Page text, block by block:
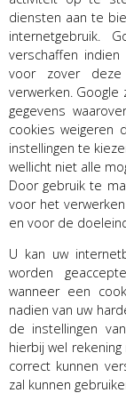
diensten aan te
internetgebruik.
verschaffen
voor zover
verwerken. Google
gegevens
cookies weigeren
instellingen te
wellicht niet alle
Door gebruik te
voor het
en voor de
U kan uw
worden
wanneer een
nadien van uw
de instellingen
hierbij wel
correct kunnen
zal kunnen